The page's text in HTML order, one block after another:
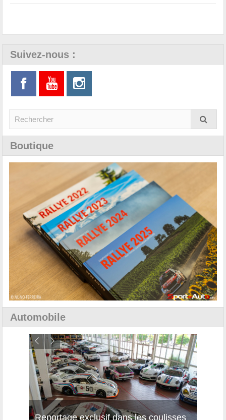
Suivez-nous :
Boutique
Automobile
Reportage exclusif dans les coulisses
Découverte de la nouvelle Ferrari